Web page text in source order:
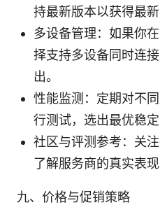
持最新版本以获得最新
多设备管理：如果你
择支持多设备同时连
出。
性能监测：定期对不
行测试，选出最优稳定
社区与评测参考：关
了解服务商的真实表现
九、价格与促销策略